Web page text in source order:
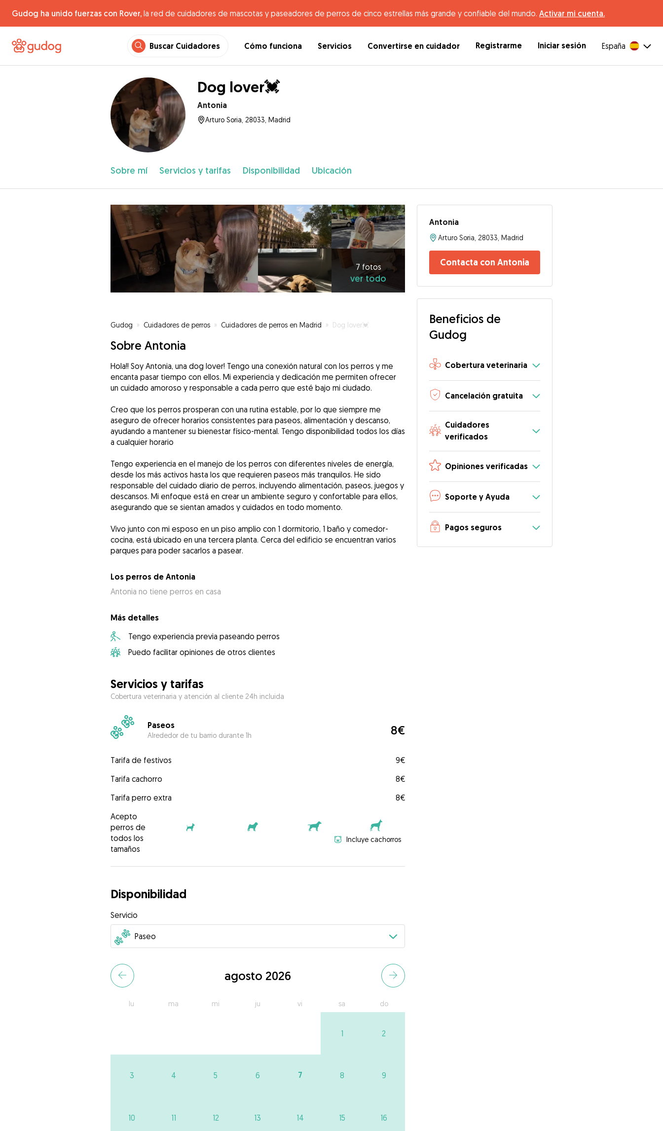
Gudog ha unido fuerzas con Rover, la red de cuidadores de mascotas y paseadores de perros de cinco estrellas más grande y confiable del mundo. Activar mi cuenta.
Buscar Cuidadores Cómo funciona Servicios Convertirse en cuidador Registrarme Iniciar sesión España
Dog lover💓
Antonia
Arturo Soria, 28033, Madrid
Sobre mí Servicios y tarifas Disponibilidad Ubicación
7 fotos
ver todo
Gudog » Cuidadores de perros » Cuidadores de perros en Madrid » Dog lover💓
Sobre Antonia
Hola!! Soy Antonia, una dog lover! Tengo una conexión natural con los perros y me
encanta pasar tiempo con ellos. Mi experiencia y dedicación me permiten ofrecer
un cuidado amoroso y responsable a cada perro que esté bajo mi ciudado.
Creo que los perros prosperan con una rutina estable, por lo que siempre me
aseguro de ofrecer horarios consistentes para paseos, alimentación y descanso,
ayudando a mantener su bienestar físico-mental. Tengo disponibilidad todos los días
a cualquier horario
Tengo experiencia en el manejo de los perros con diferentes niveles de energía,
desde los más activos hasta los que requieren paseos más tranquilos. He sido
responsable del cuidado diario de perros, incluyendo alimentación, paseos, juegos y
descansos. Mi enfoque está en crear un ambiente seguro y confortable para ellos,
asegurando que se sientan amados y cuidados en todo momento.
Vivo junto con mi esposo en un piso amplio con 1 dormitorio, 1 baño y comedor-
cocina, está ubicado en una tercera planta. Cerca del edificio se encuentran varios
parques para poder sacarlos a pasear.
Los perros de Antonia
Antonia no tiene perros en casa
Más detalles
Tengo experiencia previa paseando perros
Puedo facilitar opiniones de otros clientes
Servicios y tarifas
Cobertura veterinaria y atención al cliente 24h incluida
Paseos
Alrededor de tu barrio durante 1h 8€
Tarifa de festivos
9€
Tarifa cachorro
8€
Tarifa perro extra
8€
Acepto
perros de
todos los
tamaños
Incluye cachorros
Disponibilidad
Servicio
agosto 2026
lu ma mi ju vi sa do
1 2
3 4 5 6 7 8 9
10 11 12 13 14 15 16
Antonia
Arturo Soria, 28033, Madrid
Contacta con Antonia
Beneficios de
Gudog
Cobertura veterinaria
Cancelación gratuita
Cuidadores
verificados
Opiniones verificadas
Soporte y Ayuda
Pagos seguros